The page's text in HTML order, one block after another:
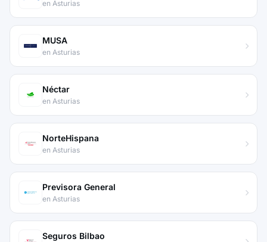
en Asturias
MUSA
en Asturias
Néctar
en Asturias
NorteHispana
en Asturias
Previsora General
en Asturias
Seguros Bilbao